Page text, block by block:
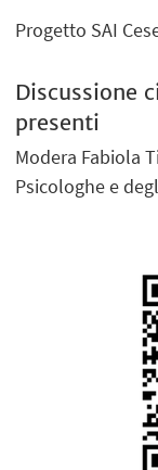
Progetto SAI
Discussione
presenti
Modera Fabiola
Psicologhe e